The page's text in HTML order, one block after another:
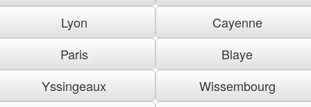
Lyon
Cayenne
Paris
Blaye
Yssingeaux
Wissembourg